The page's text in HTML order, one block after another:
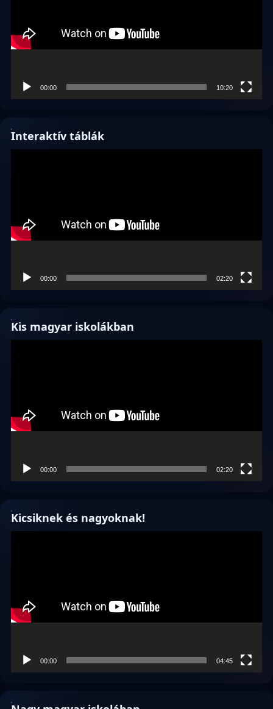
00:00 10:20
Interaktív táblák
00:00 02:20
Kis magyar iskolákban
00:00 02:20
Kicsiknek és nagyoknak!
00:00 04:45